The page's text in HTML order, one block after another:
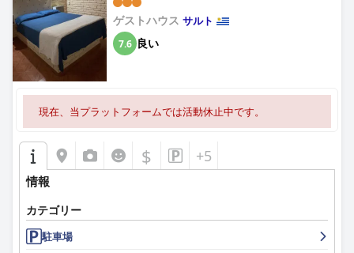
ゲストハウス サルト
7.6 良い
現在、当プラットフォームでは活動休止中です。
$ +5
情報
カテゴリー
駐車場